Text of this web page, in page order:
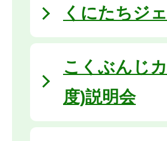
くにたちジ
こくぶんじ
度)説明会